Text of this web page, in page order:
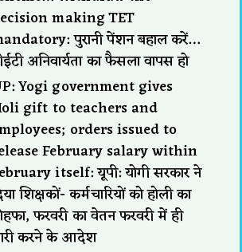
making TET
पुरानी पेंशन बहाल करें…
अनिवार्यता का फैसला वापस हो
Yogi government gives
gift to teachers and
orders issued to
February salary within
itself: यूपी: योगी सरकार ने
शिक्षकों- कर्मचारियों को होली का
फरवरी का वेतन फरवरी में ही
करने के आदेश